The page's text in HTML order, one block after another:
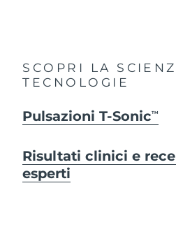
SCOPRI LA
TECNOLOGIE
Pulsazioni T-SonicTM
Risultati clinici e
esperti